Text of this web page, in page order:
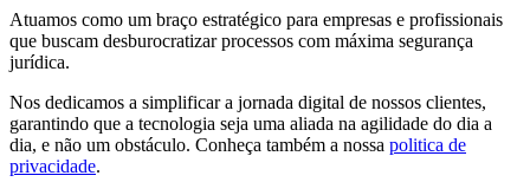
Atuamos como um braço estratégico para empresas e profissionais
que buscam desburocratizar processos com máxima segurança
jurídica.
Nos dedicamos a simplificar a jornada digital de nossos clientes,
garantindo que a tecnologia seja uma aliada na agilidade do dia a
dia, e não um obstáculo. Conheça também a nossa politica de
privacidade.